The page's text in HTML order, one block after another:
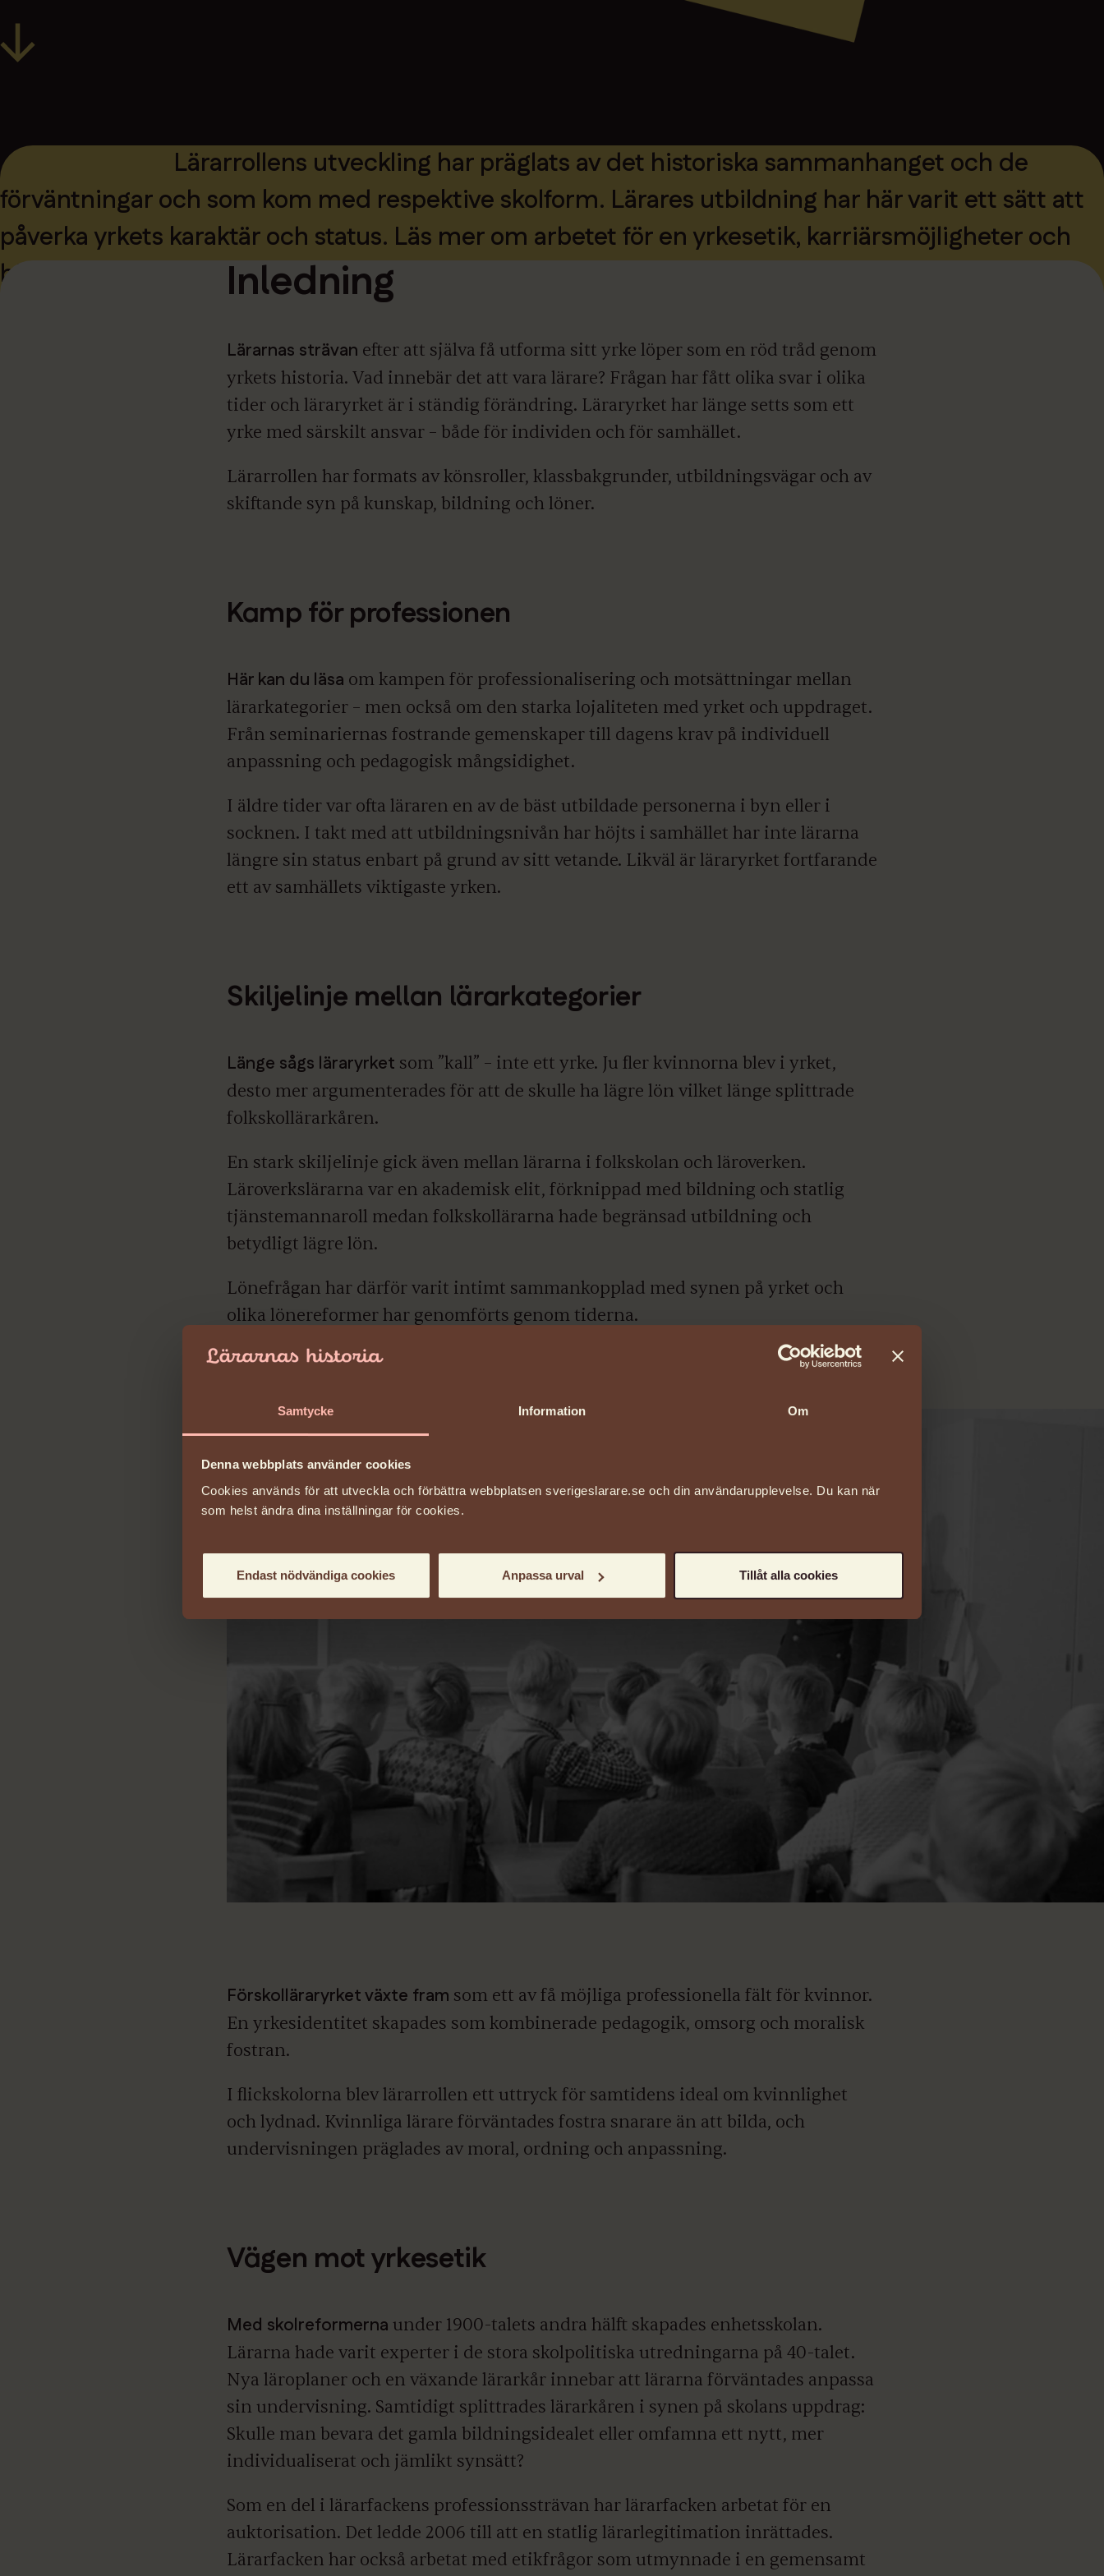
Samtycke Information Om
Denna webbplats använder cookies
Cookies används för att utveckla och förbättra webbplatsen sverigeslarare.se och din användarupplevelse. Du kan när
som helst ändra dina inställningar för cookies.
Endast nödvändiga cookies Anpassa urval Tillåt alla cookies
Lärarrollens utveckling har präglats av det historiska sammanhanget och de
förväntningar och som kom med respektive skolform. Lärares utbildning har här varit ett sätt att
påverka yrkets karaktär och status. Läs mer om arbetet för en yrkesetik, karriärsmöjligheter och
bättre löner.
Inledning
Lärarnas strävan efter att själva få utforma sitt yrke löper som en röd tråd genom
yrkets historia. Vad innebär det att vara lärare? Frågan har fått olika svar i olika
tider och läraryrket är i ständig förändring. Läraryrket har länge setts som ett
yrke med särskilt ansvar – både för individen och för samhället.
Lärarrollen har formats av könsroller, klassbakgrunder, utbildningsvägar och av
skiftande syn på kunskap, bildning och löner.
Kamp för professionen
Här kan du läsa om kampen för professionalisering och motsättningar mellan
lärarkategorier – men också om den starka lojaliteten med yrket och uppdraget.
Från seminariernas fostrande gemenskaper till dagens krav på individuell
anpassning och pedagogisk mångsidighet.
I äldre tider var ofta läraren en av de bäst utbildade personerna i byn eller i
socknen. I takt med att utbildningsnivån har höjts i samhället har inte lärarna
längre sin status enbart på grund av sitt vetande. Likväl är läraryrket fortfarande
ett av samhällets viktigaste yrken.
Skiljelinje mellan lärarkategorier
Länge sågs läraryrket som ”kall” – inte ett yrke. Ju fler kvinnorna blev i yrket,
desto mer argumenterades för att de skulle ha lägre lön vilket länge splittrade
folkskollärarkåren.
En stark skiljelinje gick även mellan lärarna i folkskolan och läroverken.
Läroverkslärarna var en akademisk elit, förknippad med bildning och statlig
tjänstemannaroll medan folkskollärarna hade begränsad utbildning och
betydligt lägre lön.
Lönefrågan har därför varit intimt sammankopplad med synen på yrket och
olika lönereformer har genomförts genom tiderna.
Förskolläraryrket växte fram som ett av få möjliga professionella fält för kvinnor.
En yrkesidentitet skapades som kombinerade pedagogik, omsorg och moralisk
fostran.
I flickskolorna blev lärarrollen ett uttryck för samtidens ideal om kvinnlighet
och lydnad. Kvinnliga lärare förväntades fostra snarare än att bilda, och
undervisningen präglades av moral, ordning och anpassning.
Vägen mot yrkesetik
Med skolreformerna under 1900-talets andra hälft skapades enhetsskolan.
Lärarna hade varit experter i de stora skolpolitiska utredningarna på 40-talet.
Nya läroplaner och en växande lärarkår innebar att lärarna förväntades anpassa
sin undervisning. Samtidigt splittrades lärarkåren i synen på skolans uppdrag:
Skulle man bevara det gamla bildningsidealet eller omfamna ett nytt, mer
individualiserat och jämlikt synsätt?
Som en del i lärarfackens professionssträvan har lärarfacken arbetat för en
auktorisation. Det ledde 2006 till att en statlig lärarlegitimation inrättades.
Lärarfacken har också arbetat med etikfrågor som utmynnade i en gemensamt